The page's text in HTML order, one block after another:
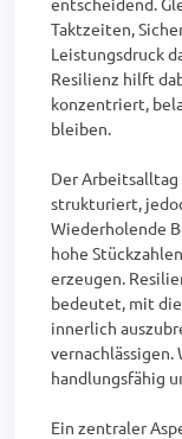
Taktzeiten,
Leistungsdruck
Resilienz hilft
konzentriert,
bleiben.
Der
strukturiert,
Wiederholende
hohe
erzeugen.
bedeutet, mit
innerlich
handlungsfähig
Ein zentraler